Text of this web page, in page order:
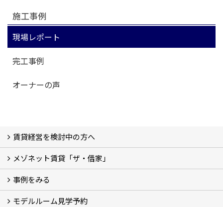
施工事例
現場レポート
完工事例
オーナーの声
賃貸経営を検討中の方へ
私たちの考え方
賃貸経営の成功学
様々な無料サービス
相続税とは
よくあるご質問
メゾネット賃貸「ザ・借家」
ザ・借家について詳しく知る (2)
事例をみる
建設中の現場レポート
完成した建物を見てみる
オーナーの声
モデルルーム見学予約